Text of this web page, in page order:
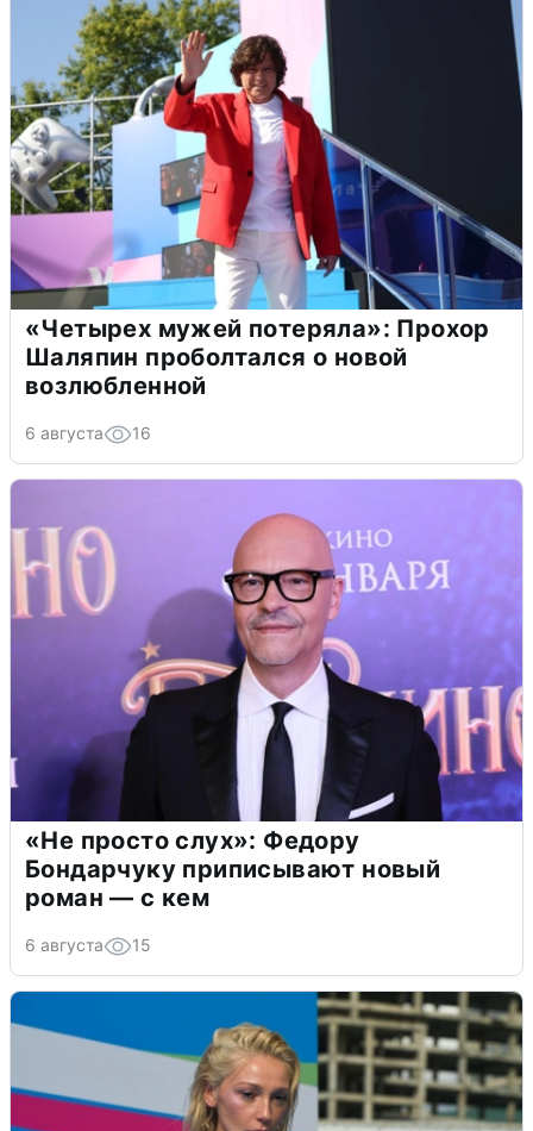
«Четырех мужей потеряла»: Прохор
Шаляпин проболтался о новой
возлюбленной
6 августа 16
«Не просто слух»: Федору
Бондарчуку приписывают новый
роман — с кем
6 августа 15